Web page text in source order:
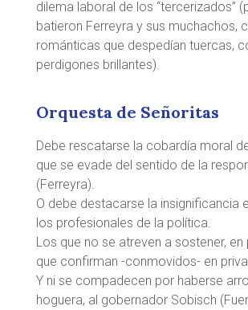
dilema laboral de los “tercerizados”
batieron Ferreyra y sus muchachos,
románticas que despedían tuercas,
perdigones brillantes).
Orquesta de Señoritas
Debe rescatarse la cobardía moral
que se evade del sentido de la
(Ferreyra).
O debe destacarse la insignificancia
los profesionales de la política.
Los que no se atreven a sostener, en
que confirman -conmovidos- en
Y ni se compadecen por haberse
hoguera, al gobernador Sobisch